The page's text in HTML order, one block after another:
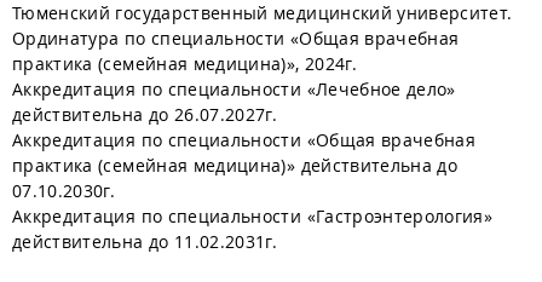
Тюменский государственный медицинский университет.
Ординатура по специальности «Общая врачебная
практика (семейная медицина)», 2024г.
Аккредитация по специальности «Лечебное дело»
действительна до 26.07.2027г.
Аккредитация по специальности «Общая врачебная
практика (семейная медицина)» действительна до
07.10.2030г.
Аккредитация по специальности «Гастроэнтерология»
действительна до 11.02.2031г.